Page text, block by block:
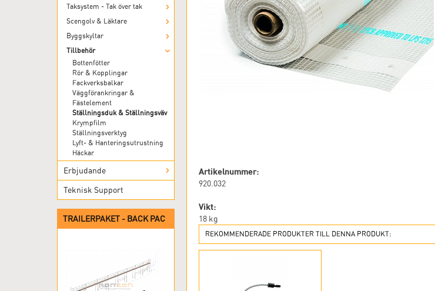
Taksystem - Tak över tak
Scengolv & Läktare
Byggskyltar
Tillbehör
Bottenfötter
Rör & Kopplingar
Fackverksbalkar
Väggförankringar &
Fästelement
Ställningsduk & Ställningsväv
Krympfilm
Ställningsverktyg
Lyft- & Hanteringsutrustning
Häckar
Erbjudande
Teknisk Support
TRAILERPAKET - BACK PAC
Artikelnummer:
920.032
Vikt:
18 kg
REKOMMENDERADE PRODUKTER TILL DENNA PRODUKT: